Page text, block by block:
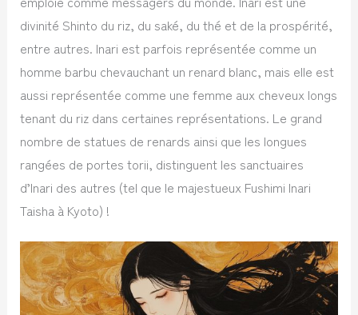
divinité Shinto du riz, du saké, du thé et de la prospérité,
entre autres. Inari est parfois représentée comme un
homme barbu chevauchant un renard blanc, mais elle est
aussi représentée comme une femme aux cheveux longs
tenant du riz dans certaines représentations. Le grand
nombre de statues de renards ainsi que les longues
rangées de portes torii, distinguent les sanctuaires
d’Inari des autres (tel que le majestueux Fushimi Inari
Taisha à Kyoto) !